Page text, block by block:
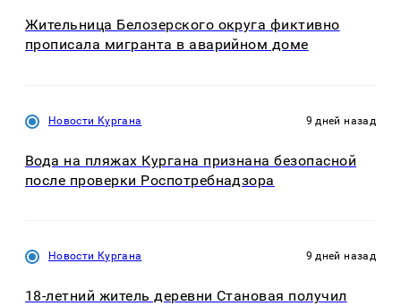
Жительница Белозерского округа фиктивно
прописала мигранта в аварийном доме
Новости Кургана 9 дней назад
Вода на пляжах Кургана признана безопасной
после проверки Роспотребнадзора
Новости Кургана 9 дней назад
18-летний житель деревни Становая получил